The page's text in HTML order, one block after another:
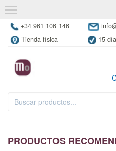
+34 961 106 146
Tienda física
15
PRODUCTOS